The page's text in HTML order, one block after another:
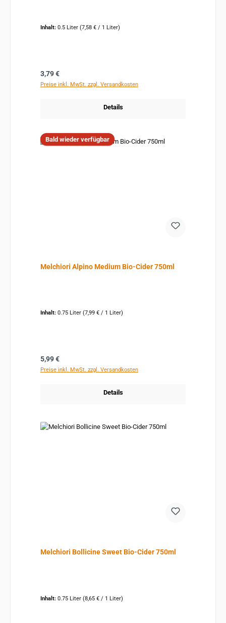
Inhalt: 0.5 Liter (7,58 € / 1 Liter)
Regulärer Preis:
3,79 €
Preise inkl. MwSt. zzgl. Versandkosten
Details
Bald wieder verfügbar
Melchiori Alpino Medium Bio-Cider 750ml
Inhalt: 0.75 Liter (7,99 € / 1 Liter)
Regulärer Preis:
5,99 €
Preise inkl. MwSt. zzgl. Versandkosten
Details
Melchiori Bollicine Sweet Bio-Cider 750ml
Inhalt: 0.75 Liter (8,65 € / 1 Liter)